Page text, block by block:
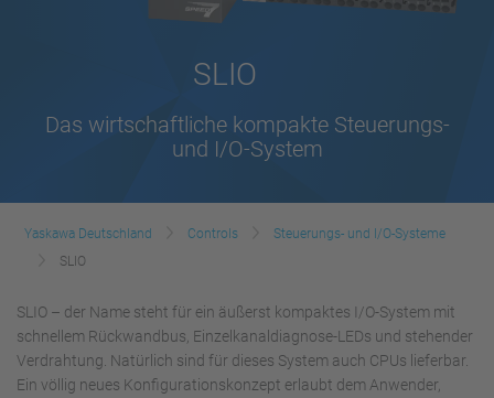
SLIO
Das wirtschaftliche kompakte Steuerungs-
und I/O-System
Yaskawa Deutschland Controls
Steuerungs- und I/O-Systeme
SLIO
SLIO – der Name steht für ein äußerst kompaktes I/O-System mit
schnellem Rückwandbus, Einzelkanaldiagnose-LEDs und stehender
Verdrahtung. Natürlich sind für dieses System auch CPUs lieferbar.
Ein völlig neues Konfigurationskonzept erlaubt dem Anwender,